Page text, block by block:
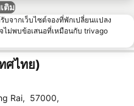
ติม
บจากเว็บไซต์จองที่พักเปลี่ยนแปลง
ม่พบข้อเสนอที่เหมือนกับ trivago
ศไทย)
Rai, 57000,